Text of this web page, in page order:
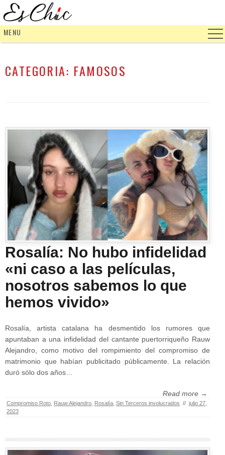
MENU
CATEGORIA: FAMOSOS
Rosalía: No hubo infidelidad
«ni caso a las películas,
nosotros sabemos lo que
hemos vivido»
Rosalía, artista catalana ha desmentido los rumores que
apuntaban a una infidelidad del cantante puertorriqueño Rauw
Alejandro, como motivo del rompimiento del compromiso de
matrimonio que habían publicitado públicamente. La relación
duró sólo dos años…
Read more →
Compromiso Roto Rauw Alejandro Rosalía Sin Terceros involucrados // julio 27,
2023